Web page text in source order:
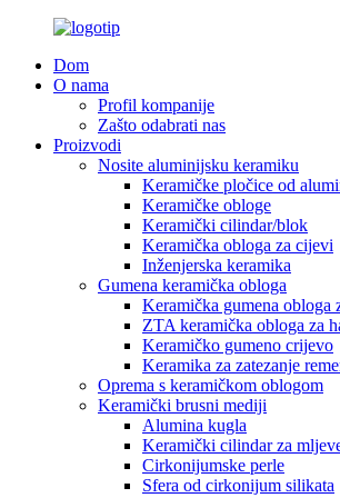
Dom
O nama
Profil kompanije
Zašto odabrati nas
Proizvodi
Nosite aluminijsku keramiku
Keramičke pločice od
Keramičke obloge
Keramički cilindar/blok
Keramička obloga za cijevi
Inženjerska keramika
Gumena keramička obloga
Keramička gumena obloga
ZTA keramička obloga za
Keramičko gumeno crijevo
Keramika za zatezanje
Oprema s keramičkom oblogom
Keramički brusni mediji
Alumina kugla
Keramički cilindar za
Cirkonijumske perle
Sfera od cirkonijum silikata